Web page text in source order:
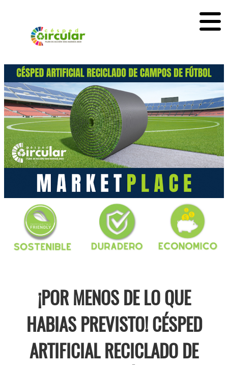
¡POR MENOS DE LO QUE
HABIAS PREVISTO! CÉSPED
ARTIFICIAL RECICLADO DE